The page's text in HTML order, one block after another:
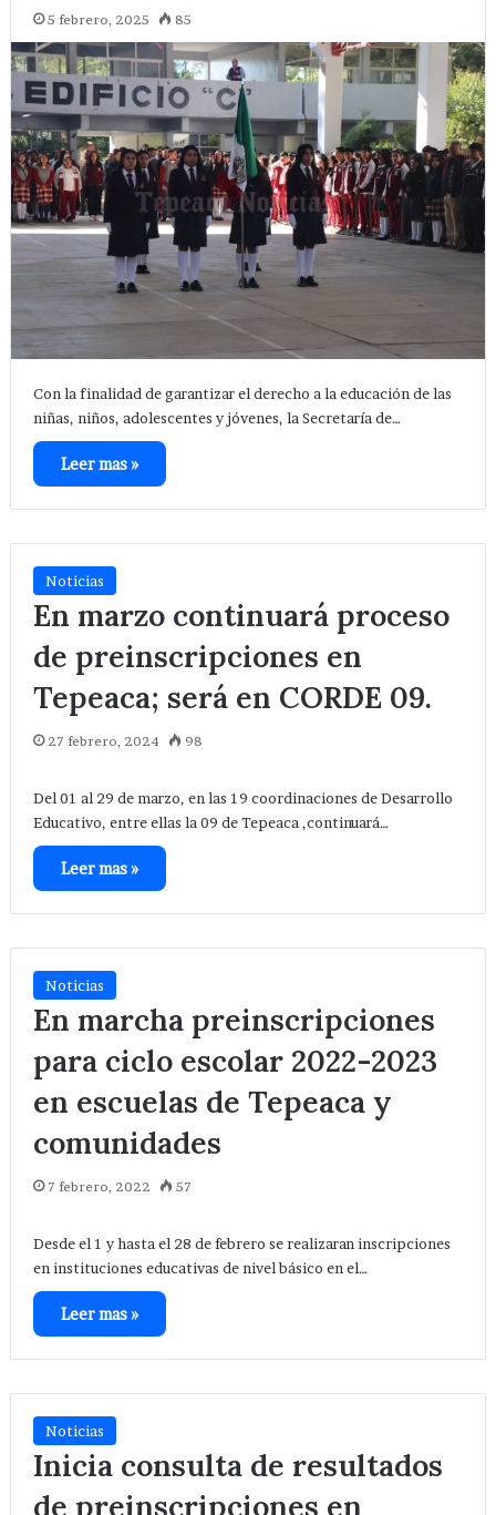
5 febrero, 2025 85
Con la finalidad de garantizar el derecho a la educación de las
niñas, niños, adolescentes y jóvenes, la Secretaría de…
Leer mas »
Noticias
En marzo continuará proceso
de preinscripciones en
Tepeaca; será en CORDE 09.
27 febrero, 2024 98
Del 01 al 29 de marzo, en las 19 coordinaciones de Desarrollo
Educativo, entre ellas la 09 de Tepeaca ,continuará…
Leer mas »
Noticias
En marcha preinscripciones
para ciclo escolar 2022-2023
en escuelas de Tepeaca y
comunidades
7 febrero, 2022 57
Desde el 1 y hasta el 28 de febrero se realizaran inscripciones
en instituciones educativas de nivel básico en el…
Leer mas »
Noticias
Inicia consulta de resultados
de preinscripciones en